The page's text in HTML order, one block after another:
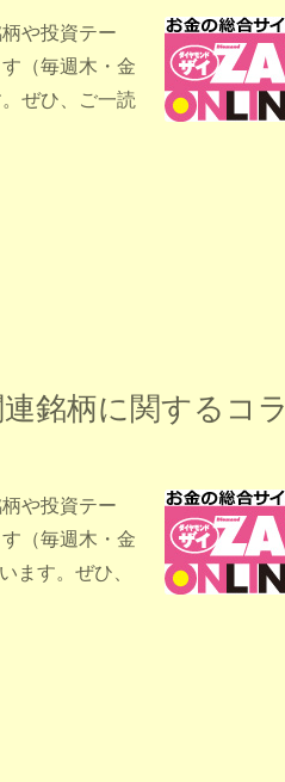
や投資テー
（毎週木・金
ぜひ、ご一読
銘柄に関するコラ
や投資テー
（毎週木・金
ます。ぜひ、